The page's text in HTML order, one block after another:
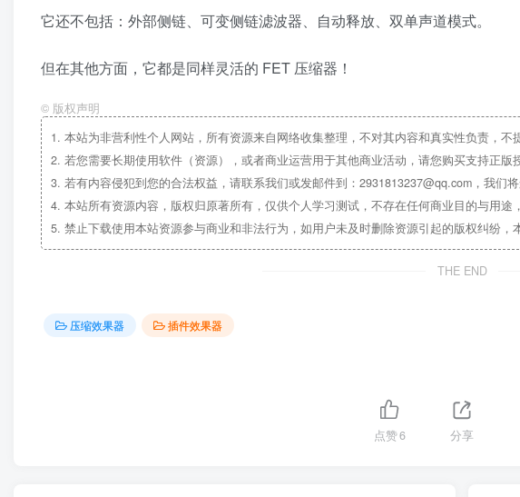
它还不包括：外部侧链、可变侧链滤波器、自动释放、双单声道模式。
但在其他方面，它都是同样灵活的 FET 压缩器！
© 版权声明
1. 本站为非营利性个人网站，所有资源来自网络收集整理，不对其内容和真实性负责，不
2. 若您需要长期使用软件（资源），或者商业运营用于其他商业活动，请您购买支持正版
3. 若有内容侵犯到您的合法权益，请联系我们或发邮件到：2931813237@qq.com，我们
4. 本站所有资源内容，版权归原著所有，仅供个人学习测试，不存在任何商业目的与用途
5. 禁止下载使用本站资源参与商业和非法行为，如用户未及时删除资源引起的版权纠纷，
THE END
压缩效果器 插件效果器
点赞6 分享